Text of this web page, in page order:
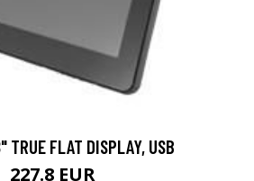
TRUE FLAT DISPLAY, USB
227.8 EUR